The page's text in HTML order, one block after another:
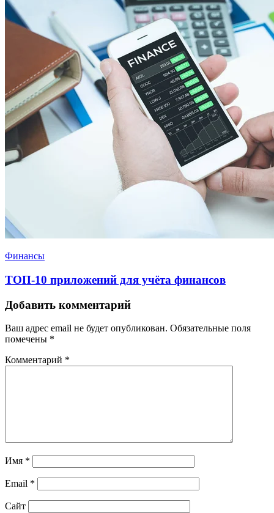
Финансы
ТОП-10 приложений для учёта финансов
Добавить комментарий
Ваш адрес email не будет опубликован. Обязательные поля
помечены *
Комментарий *
Имя *
Email *
Сайт